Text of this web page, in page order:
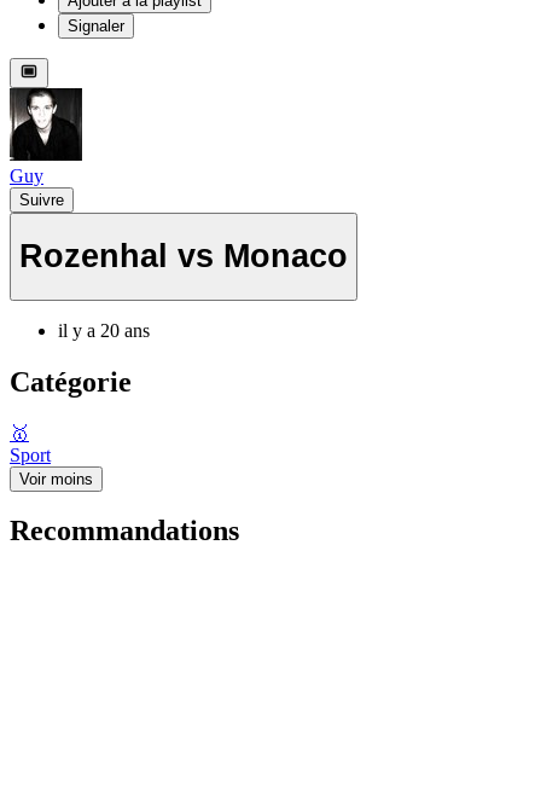
Signaler
Guy
Suivre
Rozenhal vs Monaco
il y a 20 ans
Catégorie
🥇
Sport
Voir moins
Recommandations